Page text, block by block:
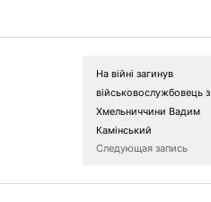
На війні загинув
військовослужбовець з
Хмельниччини Вадим
Камінський
Следующая запись